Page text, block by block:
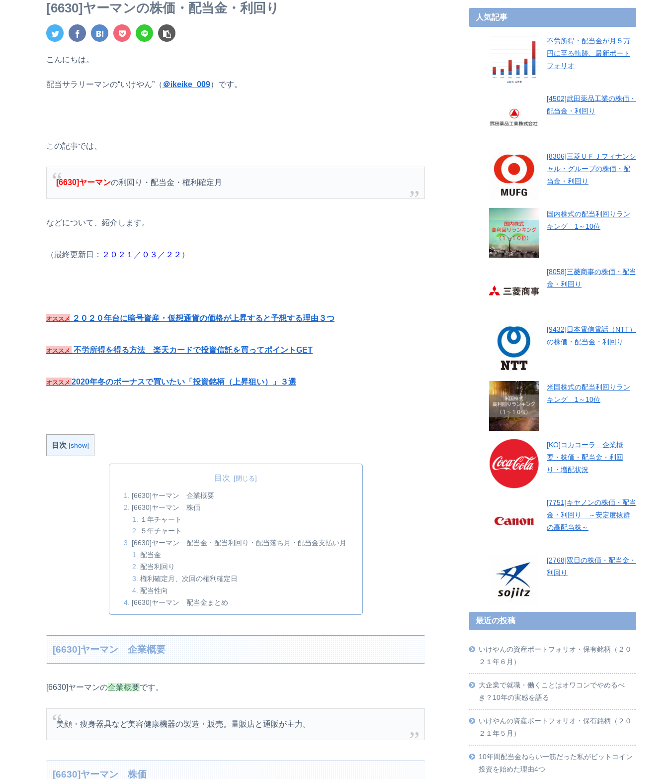
[6630]ヤーマンの株価・配当金・利回り
こんにちは。
配当サラリーマンの“いけやん”（ ＠ikeike_009）です。
この記事では、
[6630]ヤーマンの利回り・配当金・権利確定月
などについて、紹介します。
（最終更新日： ２０２１／０３／２２ ）
オススメ ２０２０年台に暗号資産・仮想通貨の価格が上昇すると予想する理由３つ
オススメ 不労所得を得る方法 楽天カードで投資信託を買ってポイントGET
オススメ 2020年冬のボーナスで買いたい「投資銘柄（上昇狙い）」３選
目次 [show]
目次
[6630]ヤーマン 企業概要
[6630]ヤーマン 株価
１年チャート
５年チャート
[6630]ヤーマン 配当金・配当利回り・配当落ち月・配当金支払い月
配当金
配当利回り
権利確定月、次回の権利確定日
配当性向
[6630]ヤーマン 配当金まとめ
[6630]ヤーマン 企業概要
[6630]ヤーマンの企業概要です。
美顔・痩身器具など美容健康機器の製造・販売。量販店と通販が主力。
[6630]ヤーマン 株価
人気記事
不労所得・配当金が月５万
円に至る軌跡、最新ポート
フォリオ
[4502]武田薬品工業の株価・
配当金・利回り
[8306]三菱ＵＦＪフィナンシ
ャル・グループの株価・配
当金・利回り
国内株式の配当利回りラン
キング 1～10位
[8058]三菱商事の株価・配当
金・利回り
[9432]日本電信電話（NTT）
の株価・配当金・利回り
米国株式の配当利回りラン
キング 1～10位
[KO]コカコーラ 企業概
要・株価・配当金・利回
り・増配状況
[7751]キヤノンの株価・配当
金・利回り ～安定度抜群
の高配当株～
[2768]双日の株価・配当金・
利回り
最近の投稿
いけやんの資産ポートフォリオ・保有銘柄（２０
２１年６月）
大企業で就職・働くことはオワコンでやめるべ
き？10年の実感を語る
いけやんの資産ポートフォリオ・保有銘柄（２０
２１年５月）
10年間配当金ねらい一筋だった私がビットコイン
投資を始めた理由4つ